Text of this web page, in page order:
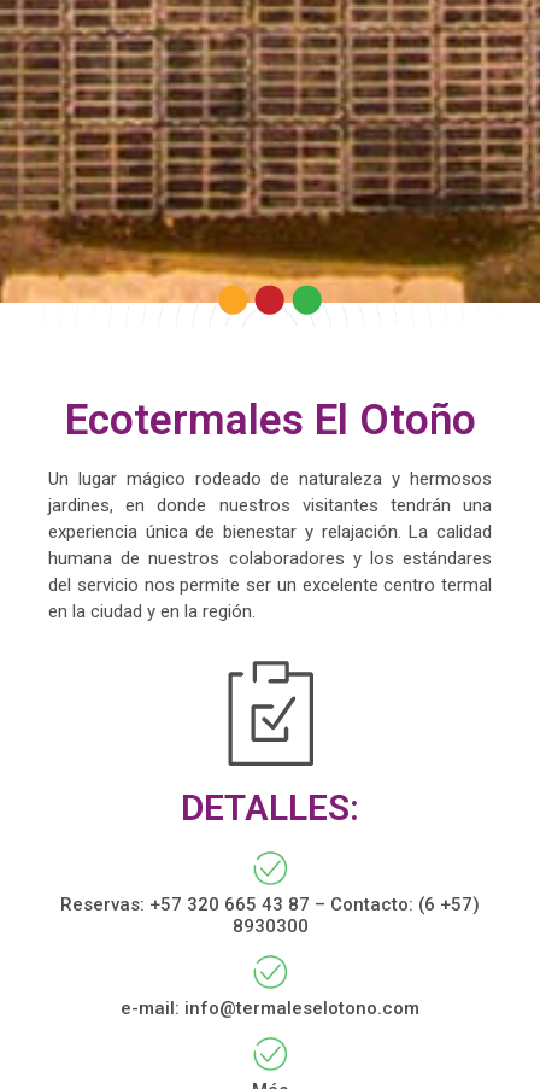
Ecotermales El Otoño
Un lugar mágico rodeado de naturaleza y hermosos
jardines, en donde nuestros visitantes tendrán una
experiencia única de bienestar y relajación. La calidad
humana de nuestros colaboradores y los estándares
del servicio nos permite ser un excelente centro termal
en la ciudad y en la región.
DETALLES:
Reservas: +57 320 665 43 87 – Contacto: (6 +57)
8930300
e-mail: info@termaleselotono.com